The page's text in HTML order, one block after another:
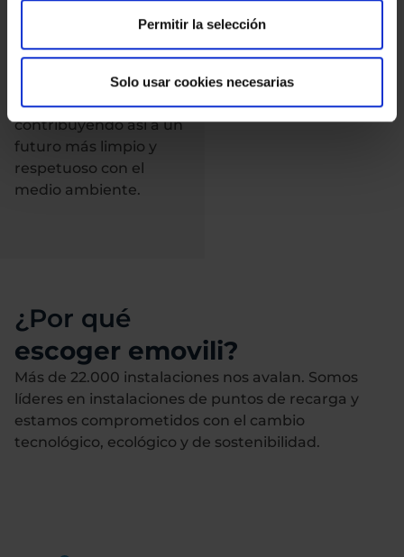
Permitir la selección
Solo usar cookies necesarias
tipo de uso. Optar por
un compromiso con la
sostenibilidad y la
innovación tecnológica,
contribuyendo así a un
futuro más limpio y
respetuoso con el
medio ambiente.
¿Por qué
escoger emovili?
Más de 22.000 instalaciones nos avalan. Somos
líderes en instalaciones de puntos de recarga y
estamos comprometidos con el cambio
tecnológico, ecológico y de sostenibilidad.